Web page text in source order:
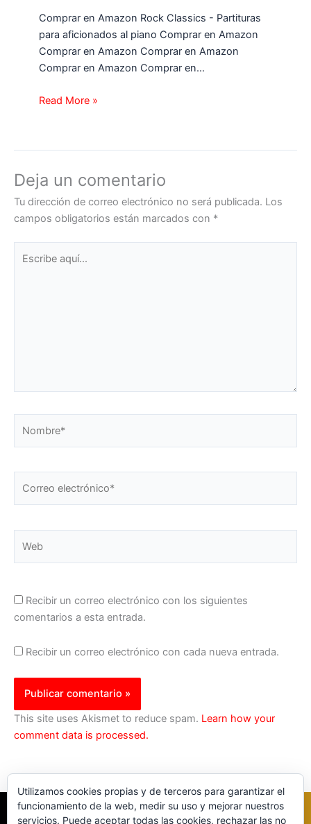
Comprar en Amazon Rock Classics - Partituras
para aficionados al piano Comprar en Amazon
Comprar en Amazon Comprar en Amazon
Comprar en Amazon Comprar en…
Read More »
Deja un comentario
Tu dirección de correo electrónico no será publicada. Los
campos obligatorios están marcados con *
aquí...
Recibir un correo electrónico con los siguientes
comentarios a esta entrada.
Recibir un correo electrónico con cada nueva entrada.
This site uses Akismet to reduce spam. Learn how your
comment data is processed.
Utilizamos cookies propias y de terceros para garantizar el
funcionamiento de la web, medir su uso y mejorar nuestros
servicios. Puede aceptar todas las cookies, rechazar las no